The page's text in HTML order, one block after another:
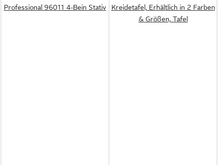
Professional 96011 4-Bein Stativ
Kreidetafel, Erhältlich in 2 Farben
& Größen, Tafel